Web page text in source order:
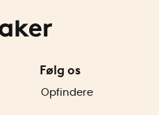
Følg os
Opfindere